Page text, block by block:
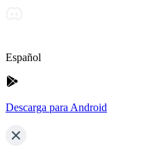
Español
Descarga para Android